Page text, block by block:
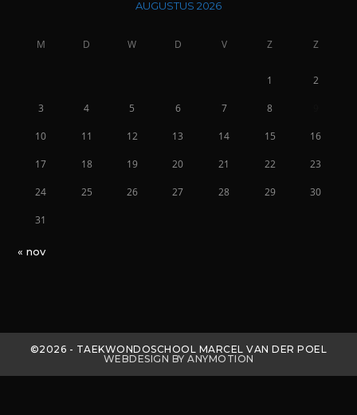
AUGUSTUS 2026
M D W D V Z Z
1 2
3 4 5 6 7 8
10 11 12 13 14 15 16
17 18 19 20 21 22 23
24 25 26 27 28 29 30
31
« nov
©2026 - TAEKWONDOSCHOOL MARCEL VAN DER POEL
WEBDESIGN BY ANYMOTION